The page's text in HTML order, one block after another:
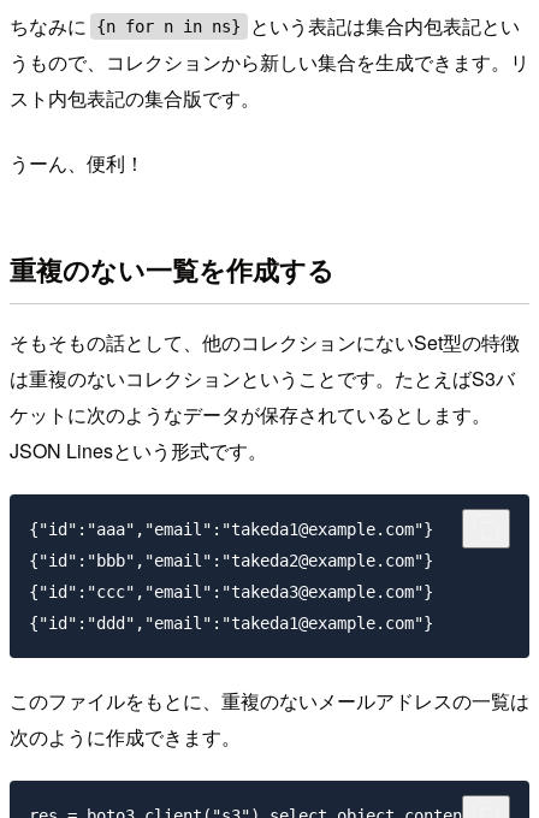
ちなみに {n for n in ns}
という表記は集合内包表記とい
うもので、コレクションから新しい集合を生成できます。リ
スト内包表記の集合版です。
うーん、便利！
重複のない一覧を作成する
そもそもの話として、他のコレクションにないSet型の特徴
は重複のないコレクションということです。たとえばS3バ
ケットに次のようなデータが保存されているとします。
JSON Linesという形式です。
{"id":"aaa","email":"takeda1@example.com"}
{"id":"bbb","email":"takeda2@example.com"}
{"id":"ccc","email":"takeda3@example.com"}
このファイルをもとに、重複のないメールアドレスの一覧は
次のように作成できます。